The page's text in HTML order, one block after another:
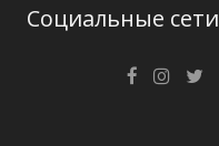
Социальные сети